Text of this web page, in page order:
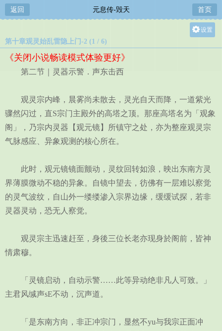
返回 元息传-毁天 首页
设置
第十章观灵始乱雷隐上门-2 (1 / 6)
《关闭小说畅读模式体验更好》
第二节｜灵器示警．声东击西
观灵宗内峰，晨雾尚未散去，灵光自天而降，一道紫光
骤然闪过，直S宗门主殿外的高塔之顶。那座高塔名为「观象
阁」，乃宗内灵器【观元镜】所镇守之处，亦为整座观灵宗
气脉感应、异象观测的核心所在。
此时，观元镜镜面颤动，灵纹回转如浪，映出东南方灵
界薄膜微动不稳的异象。自镜中望去，彷佛有一层难以察觉
的灵气波纹，自山外一缕缕渗入宗界边缘，缓缓试探，若非
灵器灵动，恐无人察觉。
观灵宗主迅速赶至，身後三位长老亦现身於阁前，皆神
情肃穆。
「灵镜启动，自动示警……此等异动绝非凡人可致。」
主君风缄声sE不动，沉声道。
「是东南方向，非正冲宗门，显然不yu与我宗正面冲